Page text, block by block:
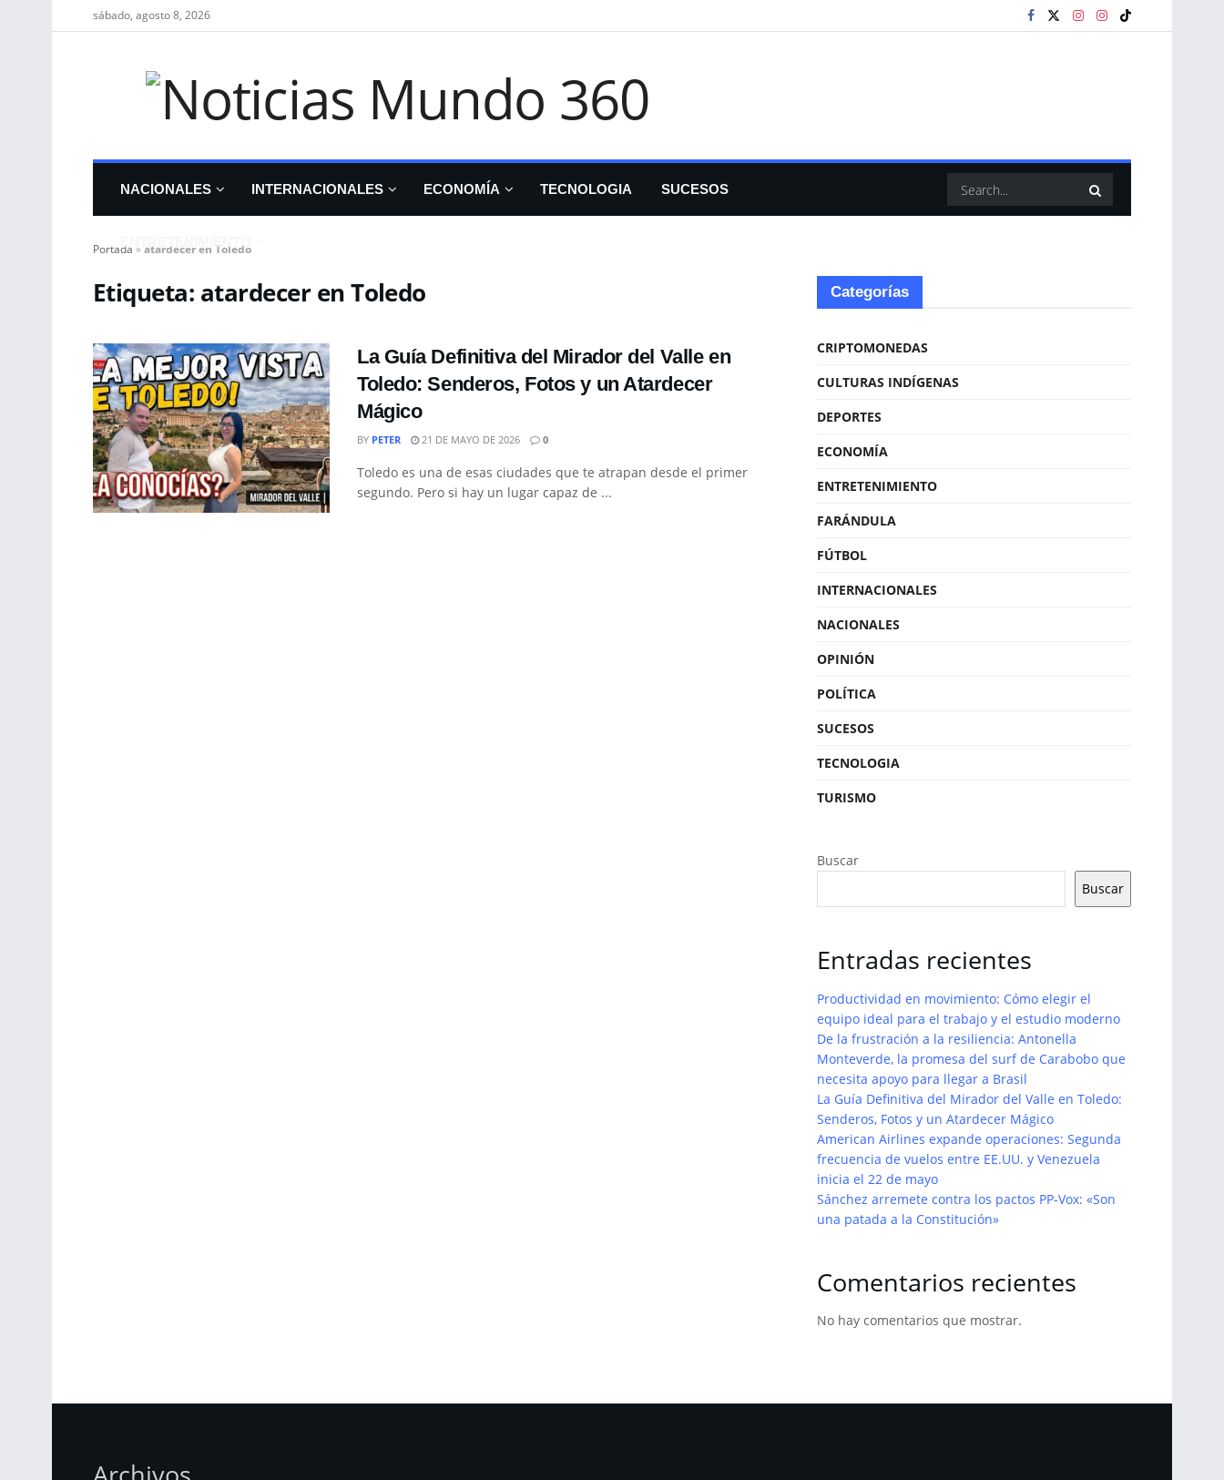
sábado, agosto 8, 2026
NACIONALES INTERNACIONALES ECONOMÍA TECNOLOGIA SUCESOS
ENTRETENIMIENTO
Portada »atardecer en Toledo
Etiqueta: atardecer en Toledo
La Guía Definitiva del Mirador del Valle en
Toledo: Senderos, Fotos y un Atardecer
Mágico
BY PETER 21 DE MAYO DE 2026 0
Toledo es una de esas ciudades que te atrapan desde el primer
segundo. Pero si hay un lugar capaz de ...
Categorías
CRIPTOMONEDAS
CULTURAS INDÍGENAS
DEPORTES
ECONOMÍA
ENTRETENIMIENTO
FARÁNDULA
FÚTBOL
INTERNACIONALES
NACIONALES
OPINIÓN
POLÍTICA
SUCESOS
TECNOLOGIA
TURISMO
Buscar
Buscar
Entradas recientes
Productividad en movimiento: Cómo elegir el
equipo ideal para el trabajo y el estudio moderno
De la frustración a la resiliencia: Antonella
Monteverde, la promesa del surf de Carabobo que
necesita apoyo para llegar a Brasil
La Guía Definitiva del Mirador del Valle en Toledo:
Senderos, Fotos y un Atardecer Mágico
American Airlines expande operaciones: Segunda
frecuencia de vuelos entre EE.UU. y Venezuela
inicia el 22 de mayo
Sánchez arremete contra los pactos PP-Vox: «Son
una patada a la Constitución»
Comentarios recientes
No hay comentarios que mostrar.